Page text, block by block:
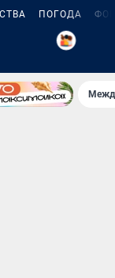
ПОГОДА
5